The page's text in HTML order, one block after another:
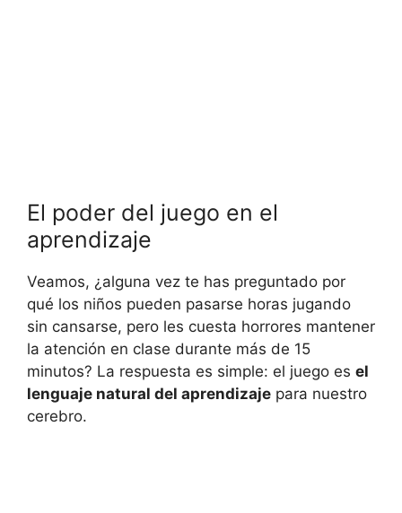
El poder del juego en el
aprendizaje
Veamos, ¿alguna vez te has preguntado por
qué los niños pueden pasarse horas jugando
sin cansarse, pero les cuesta horrores mantener
la atención en clase durante más de 15
minutos? La respuesta es simple: el juego es el
lenguaje natural del aprendizaje para nuestro
cerebro.